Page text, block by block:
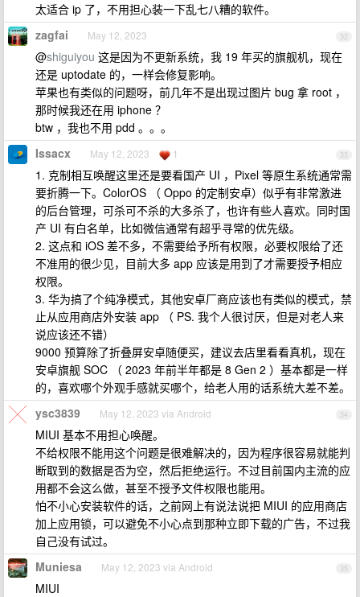
太适合 ip 了，不用担心装一下乱七八糟的软件。
32
zagfai May 12, 2023
@shiguiyou 这是因为不更新系统，我 19 年买的旗舰机，现在
还是 uptodate 的，一样会修复影响。
苹果也有类似的问题呀，前几年不是出现过图片 bug 拿 root ，
那时候我还在用 iphone ？
btw ，我也不用 pdd 。。。
33
Issacx May 12, 2023 1
1. 克制相互唤醒这里还是要看国产 UI ，Pixel 等原生系统通常需
要折腾一下。ColorOS （ Oppo 的定制安卓）似乎有非常激进
的后台管理，可杀可不杀的大多杀了，也许有些人喜欢。同时国
产 UI 有白名单，比如微信通常有超乎寻常的优先级。
2. 这点和 iOS 差不多，不需要给予所有权限，必要权限给了还
不准用的很少见，目前大多 app 应该是用到了才需要授予相应
权限。
3. 华为搞了个纯净模式，其他安卓厂商应该也有类似的模式，禁
止从应用商店外安装 app （ PS. 我个人很讨厌，但是对老人来
说应该还不错）
9000 预算除了折叠屏安卓随便买，建议去店里看看真机，现在
安卓旗舰 SOC （ 2023 年前半年都是 8 Gen 2 ）基本都是一样
的，喜欢哪个外观手感就买哪个，给老人用的话系统大差不差。
34
ysc3839 May 12, 2023 via Android
MIUI 基本不用担心唤醒。
不给权限不能用这个问题是很难解决的，因为程序很容易就能判
断取到的数据是否为空，然后拒绝运行。不过目前国内主流的应
用都不会这么做，甚至不授予文件权限也能用。
怕不小心安装软件的话，之前网上有说法说把 MIUI 的应用商店
加上应用锁，可以避免不小心点到那种立即下载的广告，不过我
自己没有试过。
35
Muniesa May 12, 2023 via Android
MIUI